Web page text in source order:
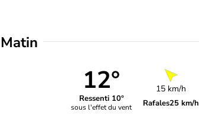
Matin
12°
Ressenti 10°
sous l'effet du vent
15 km/h
Rafales25 km/h